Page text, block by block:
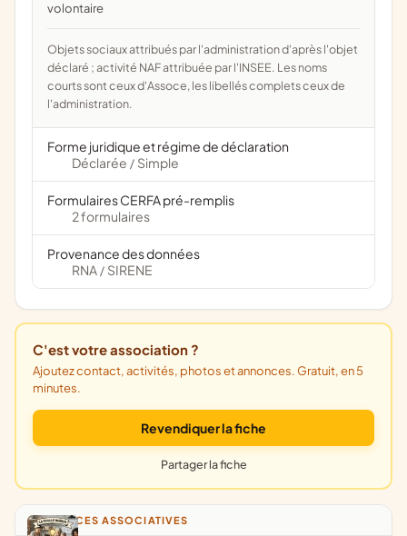
volontaire
Objets sociaux attribués par l'administration d'après l'objet
déclaré ; activité NAF attribuée par l'INSEE. Les noms
courts sont ceux d'Assoce, les libellés complets ceux de
l'administration.
Forme juridique et régime de déclaration
Déclarée / Simple
Formulaires CERFA pré-remplis
2 formulaires
Provenance des données
RNA / SIRENE
C'est votre association ?
Ajoutez contact, activités, photos et annonces. Gratuit, en 5
minutes.
Revendiquer la fiche
Partager la fiche
ANNONCES ASSOCIATIVES